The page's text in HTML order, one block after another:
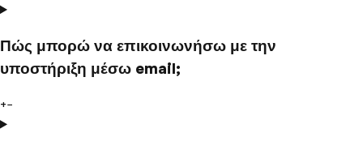
Πώς μπορώ να επικοινωνήσω με την
υποστήριξη μέσω email;
+−